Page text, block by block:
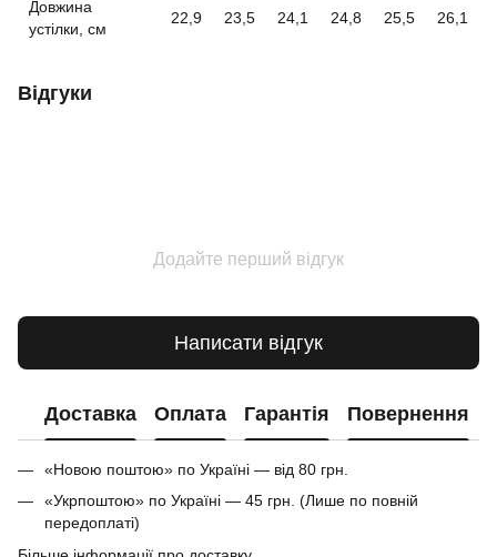
Довжина
устілки, см
22,9 23,5 24,1 24,8 25,5 26,1
Відгуки
Додайте перший відгук
Написати відгук
Доставка Оплата Гарантія Повернення
«Новою поштою» по Україні — від 80 грн.
«Укрпоштою» по Україні — 45 грн. (Лише по повній
передоплаті)